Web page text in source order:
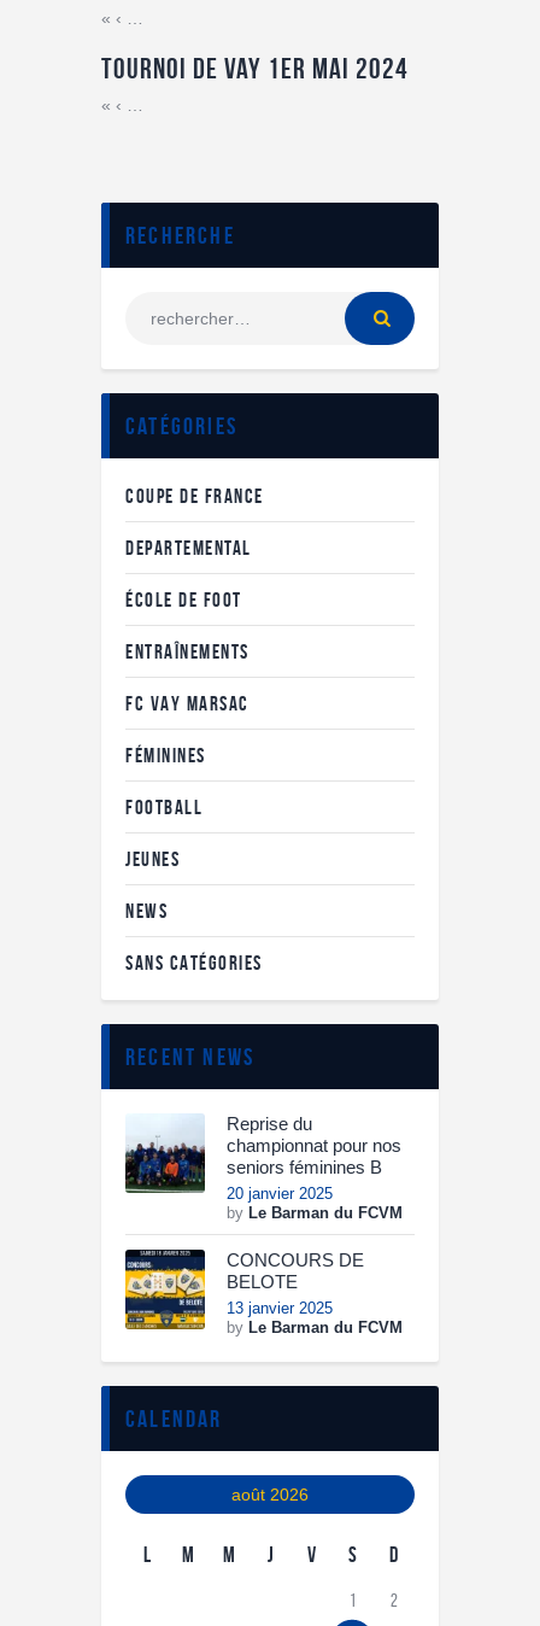
« ‹ …
Tournoi de Vay 1er Mai 2024
« ‹ …
Recherche
Catégories
COUPE DE FRANCE
DEPARTEMENTAL
ÉCOLE DE FOOT
ENTRAÎNEMENTS
FC VAY MARSAC
FÉMININES
FOOTBALL
JEUNES
NEWS
SANS CATÉGORIES
recent news
Reprise du
championnat pour nos
seniors féminines B
20 janvier 2025
by Le Barman du FCVM
CONCOURS DE
BELOTE
13 janvier 2025
by Le Barman du FCVM
calendar
août 2026
L M M J V S D
1 2